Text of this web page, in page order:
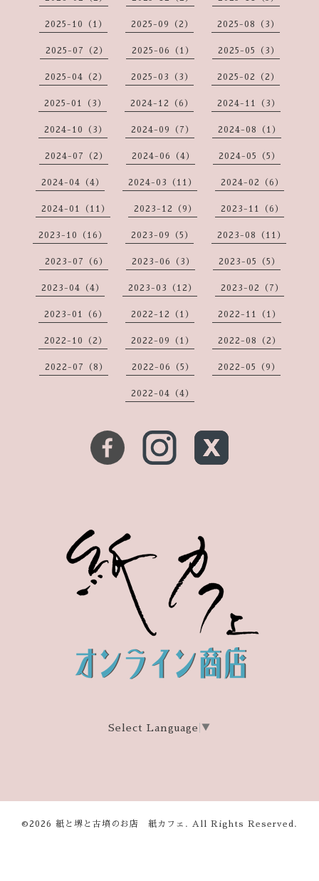
2025-10（1） 2025-09（2） 2025-08（3）
2025-07（2） 2025-06（1） 2025-05（3）
2025-04（2） 2025-03（3） 2025-02（2）
2025-01（3） 2024-12（6） 2024-11（3）
2024-10（3） 2024-09（7） 2024-08（1）
2024-07（2） 2024-06（4） 2024-05（5）
2024-04（4） 2024-03（11） 2024-02（6）
2024-01（11） 2023-12（9） 2023-11（6）
2023-10（16） 2023-09（5） 2023-08（11）
2023-07（6） 2023-06（3） 2023-05（5）
2023-04（4） 2023-03（12） 2023-02（7）
2023-01（6） 2022-12（1） 2022-11（1）
2022-10（2） 2022-09（1） 2022-08（2）
2022-07（8） 2022-06（5） 2022-05（9）
2022-04（4）
Select Language ▼
©2026 紙と堺と古墳のお店 紙カフェ . All Rights Reserved.